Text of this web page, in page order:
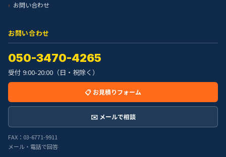
お問い合わせ
お問い合わせ
050-3470-4265
受付 9:00-20:00（日・祝除く）
📋 お見積りフォーム
✉️ メールで相談
FAX：03-6771-9911
メール・電話で回答